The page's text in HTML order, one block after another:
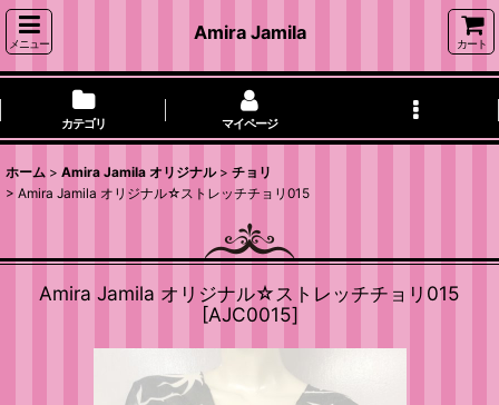
メニュー
Amira Jamila
カート
カテゴリ マイページ
ホーム > Amira Jamila オリジナル > チョリ
> Amira Jamila オリジナル☆ストレッチチョリ015
Amira Jamila オリジナル☆ストレッチチョリ015
[AJC0015]